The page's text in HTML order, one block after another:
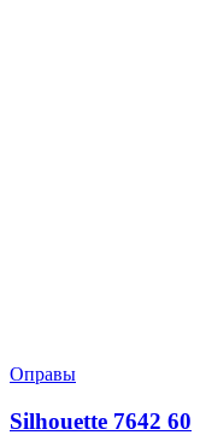
Оправы
Silhouette 7642 60